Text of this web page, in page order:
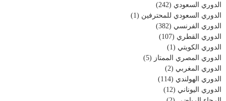
الدوري السعودي (242)
الدوري السعودي للمحترفين (1)
الدوري الفرنسي (382)
الدوري القطري (107)
الدوري الكويتي (1)
الدوري المصري الممتاز (5)
الدوري المغربي (2)
الدوري الهولندي (114)
الدوري اليوناني (12)